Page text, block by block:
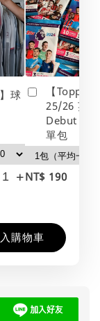
球
+
【Topps】
25/26 英
Debut
單包
NT$ 190
購物車